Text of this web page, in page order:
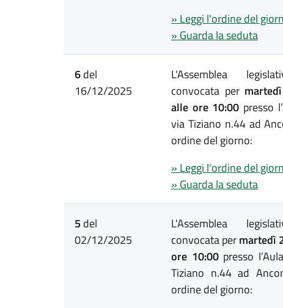
» Leggi l'ordine del
» Guarda la seduta
6del
16/12/2025
L'Assemblea
convocata permartedì
alle ore 10:00 presso
via Tiziano n.44 ad
ordine del giorno:
» Leggi l'ordine del
» Guarda la seduta
5 del
02/12/2025
L'Assemblea
convocata permartedì
ore 10:00presso
Tiziano n.44 ad
ordine del giorno: